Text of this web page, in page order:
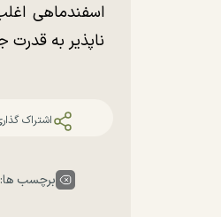
اسفندماهی
ناپذیر به
اشتراک
برچسب ها: